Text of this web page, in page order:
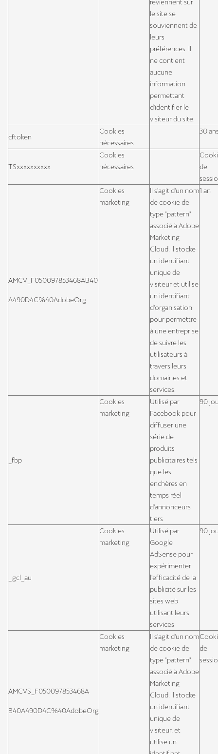
reviennent sur
le site se
souviennent de
leurs
préférences. Il
ne contient
aucune
information
permettant
d'identifier le
visiteur du site.
cftoken
Cookies
nécessaires
30
TSxxxxxxxxxx
Cookies
nécessaires
de
AMCV_F050097853468AB40
A490D4C%40AdobeOrg
Cookies
marketing
Il s'agit d'un nom
de cookie de
type "pattern"
associé à Adobe
Marketing
Cloud. Il stocke
un identifiant
unique de
visiteur et utilise
un identifiant
d'organisation
pour permettre
à une entreprise
de suivre les
utilisateurs à
travers leurs
domaines et
services.
1 an
_fbp
Cookies
marketing
Utilisé par
Facebook pour
diffuser une
série de
produits
publicitaires tels
que les
enchères en
temps réel
d'annonceurs
tiers
90
_gcl_au
Cookies
marketing
Utilisé par
Google
AdSense pour
expérimenter
l'efficacité de la
publicité sur les
sites web
utilisant leurs
services
90
AMCVS_F050097853468A
B40A490D4C%40AdobeOrg
Cookies
marketing
Il s'agit d'un nom
de cookie de
type "pattern"
associé à Adobe
Marketing
Cloud. Il stocke
un identifiant
unique de
visiteur, et
utilise un
de